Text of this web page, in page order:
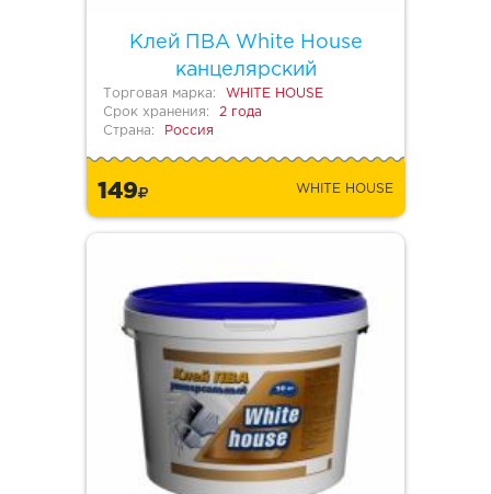
Клей ПВА White House
канцелярский
Торговая марка:
WHITE HOUSE
Срок хранения:
2 года
Страна:
Россия
149 WHITE HOUSE